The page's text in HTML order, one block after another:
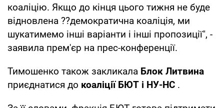
коаліцію. Якщо до кінця цього тижня не буде
відновлена ??демократична коаліція, ми
шукатимемо інші варіанти і інші пропозиції", -
заявила прем'єр на прес-конференції.
Тимошенко також закликала Блок Литвина
приєднатися до коаліції БЮТ і НУ-НС .